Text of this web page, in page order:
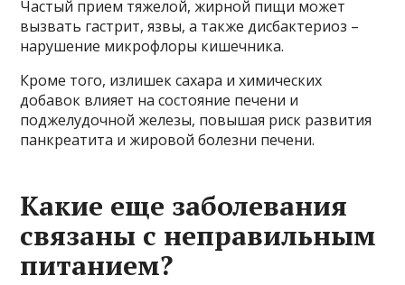
Частый прием тяжелой, жирной пищи может
вызвать гастрит, язвы, а также дисбактериоз –
нарушение микрофлоры кишечника.
Кроме того, излишек сахара и химических
добавок влияет на состояние печени и
поджелудочной железы, повышая риск развития
панкреатита и жировой болезни печени.
Какие еще заболевания
связаны с неправильным
питанием?